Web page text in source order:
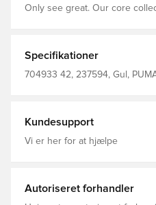
Only see great. Our core
the greates on pitch matches. Denne overdel kommer
med Unisport i nakken.
Specifikationer
704933 42, 237594, Gul,
2: 100% Polyester Recycled -
Piece Dyed - Chemical -
Drycell (Fun/001)
Kundesupport
Vi er her for at hjælpe
Autoriseret forhandler